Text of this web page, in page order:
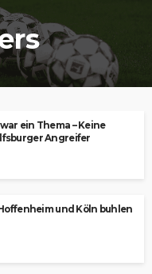
ein Thema – Keine
Angreifer
und Köln buhlen